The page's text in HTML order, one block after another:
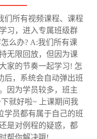
们所有视频课程、课程
习，进入专属班级群
么办? A:我们所有课
无限回放，但因为课
家的节奏一起学习! 怎
后，系统会自动弹出班
因为学员较多，班主
就好啦~ 上课期间我
学员都有属于自己的班
是对例程的疑惑，都